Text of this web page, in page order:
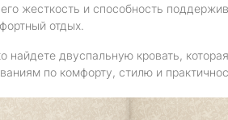
жесткость и способность
отдых.
найдете двуспальную кровать,
по комфорту, стилю и